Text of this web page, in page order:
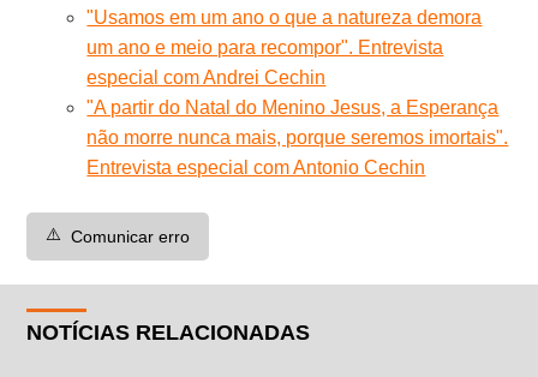
"Usamos em um ano o que a natureza demora
um ano e meio para recompor". Entrevista
especial com Andrei Cechin
"A partir do Natal do Menino Jesus, a Esperança
não morre nunca mais, porque seremos imortais".
Entrevista especial com Antonio Cechin
⚠️ Comunicar erro
NOTÍCIAS RELACIONADAS